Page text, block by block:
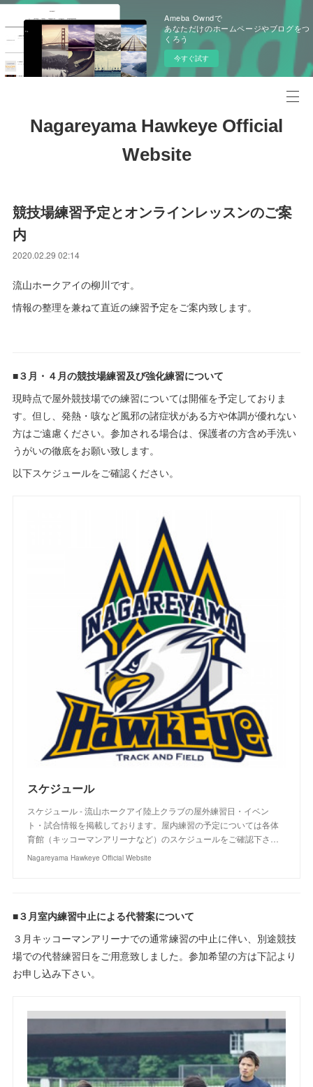
Ameba Owndで
あなただけのホームページやブログをつ
くろう
今すぐ試す
Nagareyama Hawkeye Official
Website
競技場練習予定とオンラインレッスンのご案
内
2020.02.29 02:14
流山ホークアイの柳川です。
情報の整理を兼ねて直近の練習予定をご案内致します。
■３月・４月の競技場練習及び強化練習について
現時点で屋外競技場での練習については開催を予定しておりま
す。但し、発熱・咳など風邪の諸症状がある方や体調が優れない
方はご遠慮ください。参加される場合は、保護者の方含め手洗い
うがいの徹底をお願い致します。
以下スケジュールをご確認ください。
スケジュール
スケジュール - 流山ホークアイ陸上クラブの屋外練習日・イベン
ト・試合情報を掲載しております。屋内練習の予定については各体
育館（キッコーマンアリーナなど）のスケジュールをご確認下さ…
Nagareyama Hawkeye Official Website
■３月室内練習中止による代替案について
３月キッコーマンアリーナでの通常練習の中止に伴い、別途競技
場での代替練習日をご用意致しました。参加希望の方は下記より
お申し込み下さい。